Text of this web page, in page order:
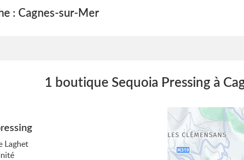
: Cagnes-sur-Mer
1 boutique Sequoia Pressing à
Laghet